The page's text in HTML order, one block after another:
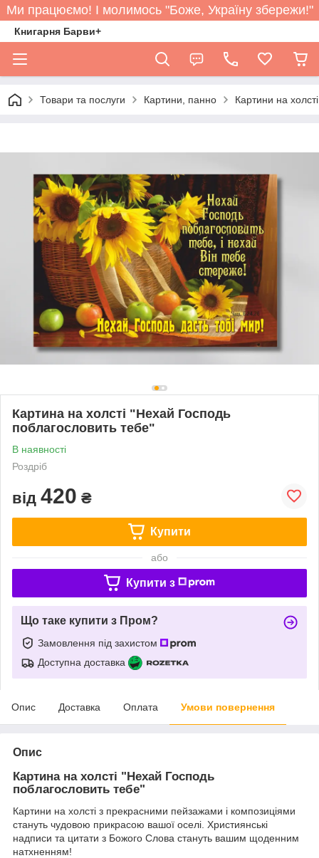
Ми працюємо! І молимось "Боже, Україну збережи!"
Книгарня Барви+
Товари та послуги Картини, панно Картини на
Картина на холсті "Нехай Господь
поблагословить тебе"
В наявності
Роздріб
від 420 ₴
Купити
або
Купити з
Що таке купити з Пром?
Замовлення під захистом
Доступна доставка
Опис Доставка Оплата Умови повернення
Опис
Картина на холсті "Нехай Господь
поблагословить тебе"
Картини на холсті з прекрасними пейзажами і композиціями
стануть чудовою прикрасою вашої оселі. Християнські
надписи та цитати з Божого Слова стануть вашим щоденним
натхненням!